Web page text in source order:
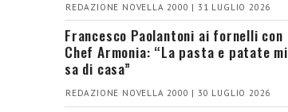
REDAZIONE NOVELLA 2000 | 31 LUGLIO 2026
Francesco Paolantoni ai fornelli con
Chef Armonia: “La pasta e patate mi
sa di casa”
REDAZIONE NOVELLA 2000 | 30 LUGLIO 2026